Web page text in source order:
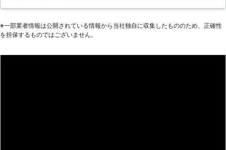
ほしい」 「説明書を見ても家具の組
立がうまくいかないから対応してほし
立110番をご利用ください。 大きくて
※⼀部業者情報は公開されている情報から当社独⾃に収集したもののため、正確性
を担保するものではございません。